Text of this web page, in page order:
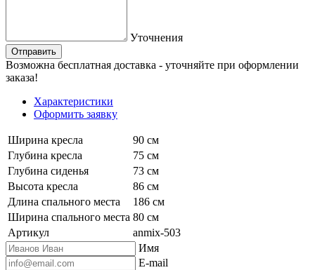
Уточнения
Отправить
Возможна бесплатная доставка - уточняйте при оформлении
заказа!
Характеристики
Оформить заявку
Ширина кресла
90 см
Глубина кресла
75 см
Глубина сиденья
73 см
Высота кресла
86 см
Длина спального места
186 см
Ширина спального места 80 см
Артикул
anmix-503
Имя
E-mail